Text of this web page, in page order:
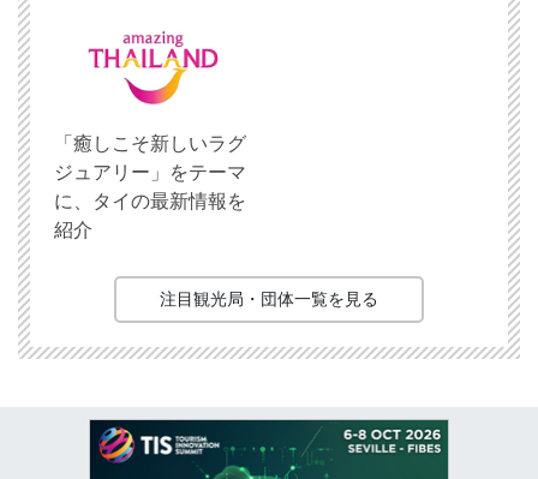
「癒しこそ新しいラグ
ジュアリー」をテーマ
に、タイの最新情報を
紹介
注目観光局・団体一覧を見る